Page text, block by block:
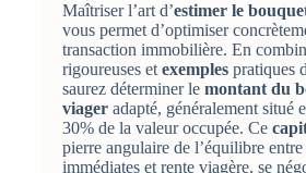
Maîtriser l’art d’estimer le
vous permet d’optimiser
transaction immobilière. En
rigoureuses et exemplespratiques
saurez déterminer le montant du
viageradapté, généralement situé
30% de la valeur occupée. Ce
pierre angulaire de l’équilibre entre
immédiates et rente viagère, se